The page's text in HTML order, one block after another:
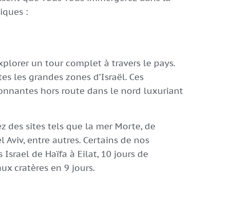
:
un tour complet à travers le pays.
les grandes zones d’Israël. Ces
hors route dans le nord luxuriant
des sites tels que la mer Morte, de
entre autres. Certains de nos
de Haïfa à Eilat, 10 jours de
cratères en 9 jours.